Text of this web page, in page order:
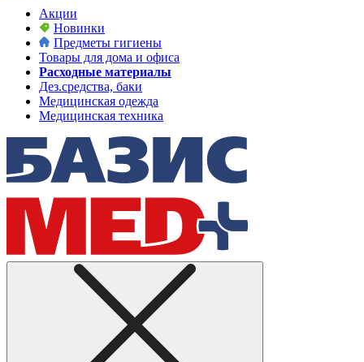
Акции
Новинки
Предметы гигиены
Товары для дома и офиса
Расходные материалы
Дез.средства, баки
Медицинская одежда
Медицинская техника